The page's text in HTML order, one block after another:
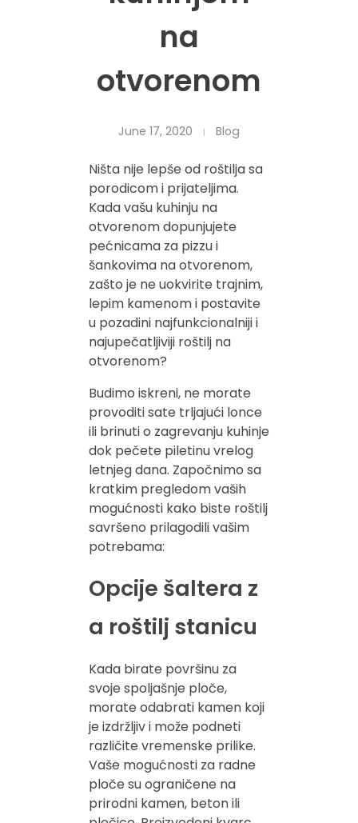
na
otvorenom
June 17, 2020 Blog
Ništa nije lepše od roštilja sa
porodicom i prijateljima.
Kada vašu kuhinju na
otvorenom dopunjujete
pećnicama za pizzu i
šankovima na otvorenom,
zašto je ne uokvirite trajnim,
lepim kamenom i postavite
u pozadini najfunkcionalniji i
najupečatljiviji roštilj na
otvorenom?
Budimo iskreni, ne morate
provoditi sate trljajući lonce
ili brinuti o zagrevanju kuhinje
dok pečete piletinu vrelog
letnjeg dana. Započnimo sa
kratkim pregledom vaših
mogućnosti kako biste roštilj
savršeno prilagodili vašim
potrebama:
Opcije šaltera z
a roštilj stanicu
Kada birate površinu za
svoje spoljašnje ploče,
morate odabrati kamen koji
je izdržljiv i može podneti
različite vremenske prilike.
Vaše mogućnosti za radne
ploče su ograničene na
prirodni kamen, beton ili